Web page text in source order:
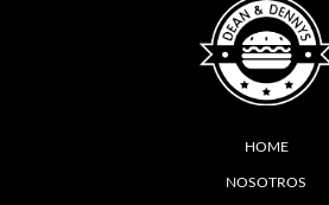
HOME
NOSOTROS